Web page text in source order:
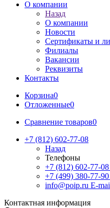
О компании
Назад
О компании
Новости
Сертификаты и
Филиалы
Вакансии
Реквизиты
Контакты
Корзина0
Отложенные0
Сравнение товаров0
+7 (812) 602-77-08
Назад
Телефоны
+7 (812) 602-77-08
+7 (499) 380-77-90
info@poip.ru E-
Контактная информация